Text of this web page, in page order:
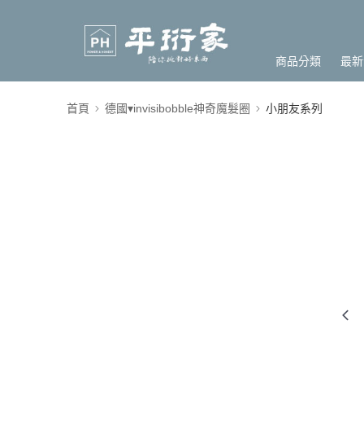
商品分類 最
首頁 德國▾invisibobble神奇魔髮圈 小朋友系列